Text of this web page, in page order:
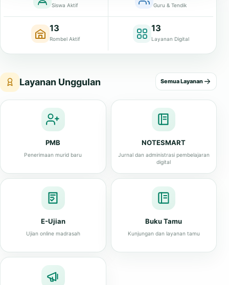
Siswa Aktif Guru & Tendik
13
Rombel Aktif
13
Layanan Digital
Layanan Unggulan Semua Layanan
PMB
Penerimaan murid baru
NOTESMART
Jurnal dan administrasi pembelajaran
digital
E-Ujian
Ujian online madrasah
Buku Tamu
Kunjungan dan layanan tamu